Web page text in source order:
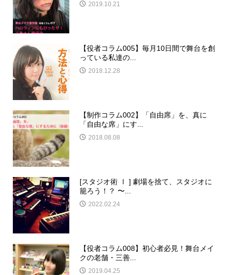
2019.10.21
【役者コラム005】毎月10日間で舞台を創
っている私達の...
2018.12.28
【制作コラム002】「自由席」を、真に
「自由な席」にす...
2018.08.08
[スタジオ術 Ⅰ ] 劇場を捨て、スタジオに
籠ろう！？ 〜...
2022.02.24
【役者コラム008】初心者必見！舞台メイ
クの老舗・三善...
2019.04.25